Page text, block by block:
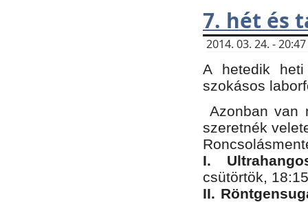
7. hét és
2014. 03. 24. -
A hetedik
szokásos
Azonban van
szeretnék
I.
csütörtök,
II.